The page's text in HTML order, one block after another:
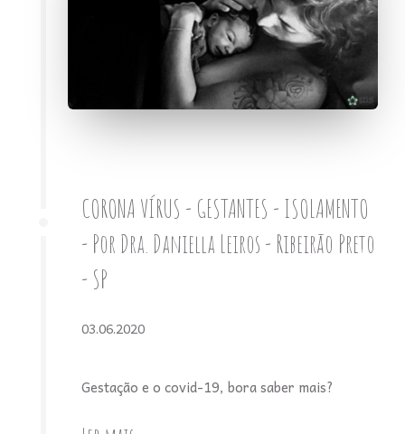
CORONA VÍRUS - GESTANTES - ISOLAMENTO
- Por Dra. Daniella Leiros - Ribeirão Preto
- SP
03.06.2020
Gestação e o covid-19, bora saber mais?